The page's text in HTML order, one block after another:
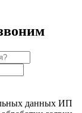
данных ИП